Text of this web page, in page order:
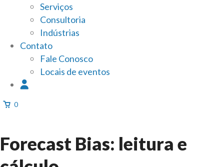
Serviços
Consultoria
Indústrias
Contato
Fale Conosco
Locais de eventos
0
Forecast Bias: leitura e